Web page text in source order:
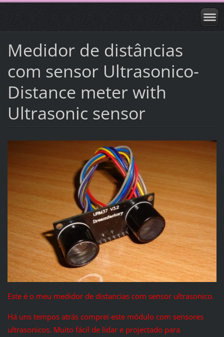
Medidor de distâncias
com sensor Ultrasonico-
Distance meter with
Ultrasonic sensor
Este é o meu medidor de distancias com sensor ultrasonico.
Há uns tempos atrás comprei este módulo com sensores
ultrasonicos. Muito fácil de lidar e projectado para